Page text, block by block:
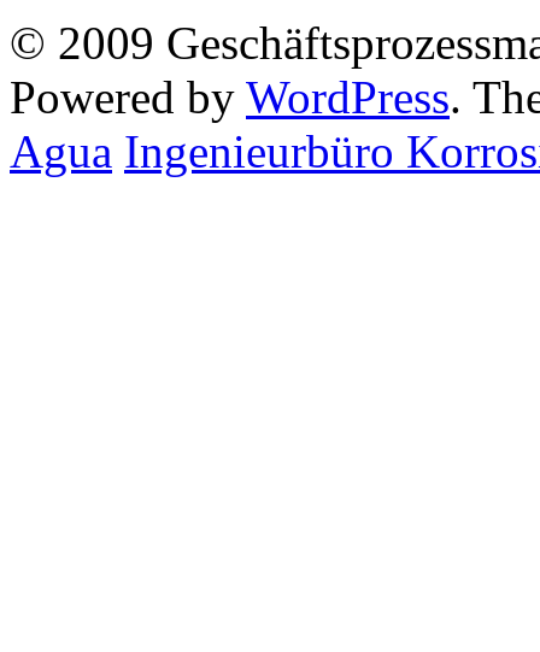
© 2009
Powered by WordPress.
Agua Ingenieurbüro